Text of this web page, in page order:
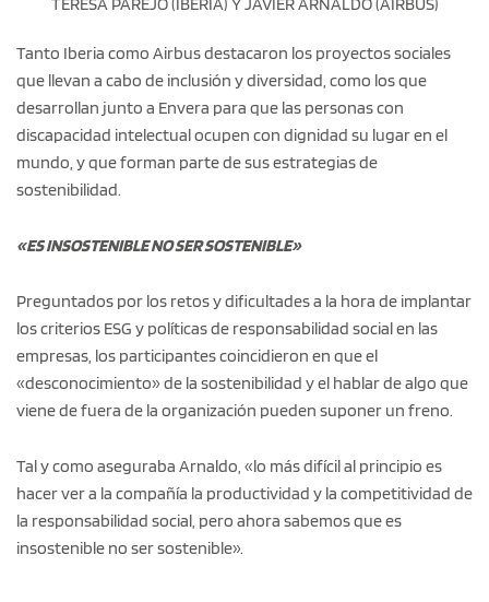
Tanto Iberia como Airbus destacaron los proyectos sociales
que llevan a cabo de inclusión y diversidad, como los que
desarrollan junto a Envera para que las personas con
discapacidad intelectual ocupen con dignidad su lugar en el
mundo, y que forman parte de sus estrategias de
sostenibilidad.
«ES INSOSTENIBLE NO SER SOSTENIBLE»
Preguntados por los retos y dificultades a la hora de implantar
los criterios ESG y políticas de responsabilidad social en las
empresas, los participantes coincidieron en que el
«desconocimiento» de la sostenibilidad y el hablar de algo que
viene de fuera de la organización pueden suponer un freno.
Tal y como aseguraba Arnaldo, «lo más difícil al principio es
hacer ver a la compañía la productividad y la competitividad de
la responsabilidad social, pero ahora sabemos que es
insostenible no ser sostenible».